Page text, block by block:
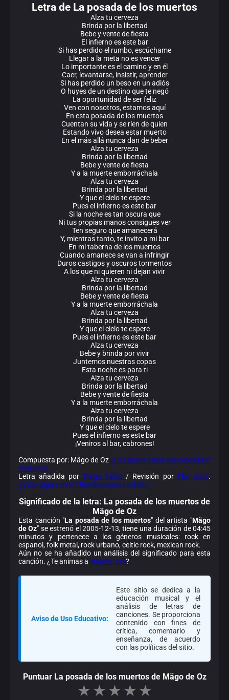
Letra de La posada de los muertos
Alza tu cerveza
Brinda por la libertad
Bebe y vente de fiesta
El infierno es este bar
Si has perdido el rumbo, escúchame
Llegar a la meta no es vencer
Lo importante es el camino y en él
Caer, levantarse, insistir, aprender
Si has perdido un beso en un adiós
O huyes de un destino que te negó
La oportunidad de ser feliz
Ven con nosotros, estamos aquí
En esta posada de los muertos
Cuentan su vida y se ríen de quien
Estando vivo desea estar muerto
En el más allá nunca dan de beber
Alza tu cerveza
Brinda por la libertad
Bebe y vente de fiesta
Y a la muerte emborráchala
Alza tu cerveza
Brinda por la libertad
Y que el cielo te espere
Pues el infierno es este bar
Si la noche es tan oscura que
Ni tus propias manos consigues ver
Ten seguro que amanecerá
Y, mientras tanto, te invito a mi bar
En mi taberna de los muertos
Cuando amanece se van a infringir
Duros castigos y oscuros tormentos
A los que ni quieren ni dejan vivir
Alza tu cerveza
Brinda por la libertad
Bebe y vente de fiesta
Y a la muerte emborráchala
Alza tu cerveza
Brinda por la libertad
Y que el cielo te espere
Pues el infierno es este bar
Alza tu cerveza
Bebe y brinda por vivir
Juntemos nuestras copas
Esta noche es para ti
Alza tu cerveza
Brinda por la libertad
Bebe y vente de fiesta
Y a la muerte emborráchala
Alza tu cerveza
Brinda por la libertad
Y que el cielo te espere
Pues el infierno es este bar
¡Veniros al bar, cabrones!
Compuesta por: Mägo de Oz¿Los datos están equivocados?
Avísanos.
Letra añadida por Diego Salas/ Revisión por Fito paez.
¿Viste algún error? Envíanos una revisión.
Significado de la letra: La posada de los muertos de
Mägo de Oz
Esta canción "La posada de los muertos" del artista "Mägo
de Oz" se estrenó el 2005-12-13, tiene una duración de 04:45
minutos y pertenece a los géneros musicales: rock en
espanol, folk metal, rock urbano, celtic rock, mexican rock.
Aún no se ha añadido un análisis del significado para esta
canción. ¿Te animas a sugerir uno?
Aviso de Uso Educativo:
Este sitio se dedica a la
educación musical y el
análisis de letras de
canciones. Se proporciona
contenido con fines de
crítica, comentario y
enseñanza, de acuerdo
con las políticas del sitio.
Puntuar La posada de los muertos de Mägo de Oz
★ ★ ★ ★ ★